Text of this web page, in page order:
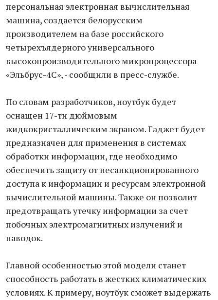
персональная электронная вычислительная
машина, создается белорусским
производителем на базе российского
четырехъядерного универсального
высокопроизводительного микропроцессора
«Эльбрус-4С», - сообщили в пресс-службе.
По словам разработчиков, ноутбук будет
оснащен 17-ти дюймовым
жидкокристаллическим экраном. Гаджет будет
предназначен для применения в системах
обработки информации, где необходимо
обеспечить защиту от несанкционированного
доступа к информации и ресурсам электронной
вычислительной машины. Также он позволит
предотвращать утечку информации за счет
побочных электромагнитных излучений и
наводок.
Главной особенностью этой модели станет
способность работать в жестких климатических
условиях. К примеру, ноутбук сможет выдержать